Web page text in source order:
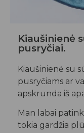
Kiaušinienė
pusryčiai.
Kiaušinienė su
pusryčiams ar
apskrunda iš
Man labai
tokia gardžia